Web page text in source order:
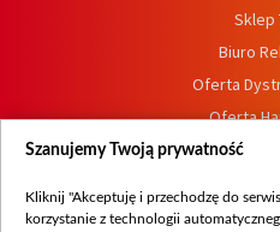
Sklep
Biuro
Oferta
Oferta
Procedura
Szanujemy Twoją prywatność
Kliknij "Akceptuję i przechodzę do
korzystanie z technologii